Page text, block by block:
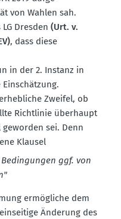
von Wahlen sah.
Dresden (Urt. v.
, dass diese
in der 2. Instanz in
Zweifel, ob
Richt­linie überhaupt
sei. Denn
Klausel
ggf. von
ermög­liche dem
Änderung des